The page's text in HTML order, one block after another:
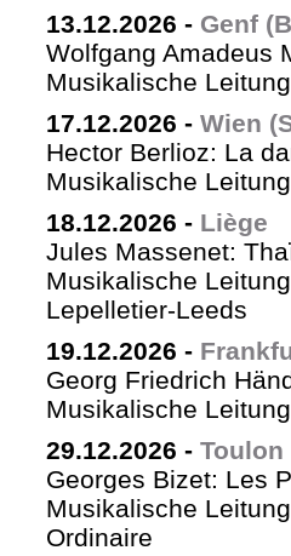
13.12.2026 - Genf
Wolfgang Amadeus
Musikalische
17.12.2026 - Wien
Hector Berlioz: La
Musikalische
18.12.2026 - Liège
Jules Massenet:
Musikalische
Lepelletier-Leeds
19.12.2026 -
Georg Friedrich
Musikalische
29.12.2026 - Toulon
Georges Bizet: Les
Musikalische
Ordinaire